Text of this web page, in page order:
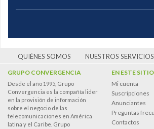
QUIÉNES SOMOS NUESTROS SERVICIOS
GRUPO CONVERGENCIA
Desde el año 1995, Grupo
Convergencia es la compañía lider
en la provisión de información
sobre el negocio de las
telecomunicaciones en América
latina y el Caribe. Grupo
EN ESTE SITIO
Mi cuenta
Suscripciones
Anunciantes
Preguntas
Contactos